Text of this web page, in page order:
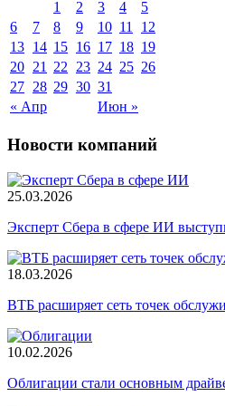
« Апр Июн »
1 2 3 4
5
6
7 8 9 10 11
12
13 14 15 16 17 18 19
20 21 22 23 24 25 26
27 28 29 30 31
Новости компаний
25.03.2026
Эксперт Сбера в сфере ИИ
18.03.2026
ВТБ расширяет сеть точек
10.02.2026
Облигации стали основным